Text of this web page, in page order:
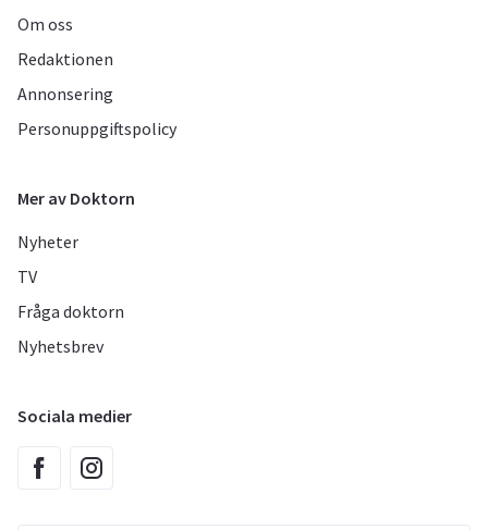
Om oss
Redaktionen
Annonsering
Personuppgiftspolicy
Mer av Doktorn
Nyheter
TV
Fråga doktorn
Nyhetsbrev
Sociala medier